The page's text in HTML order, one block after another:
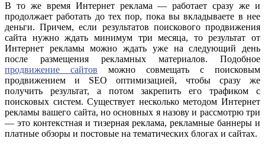
В то же время Интернет реклама — работает сразу же и
продолжает работать до тех пор, пока вы вкладываете в нее
деньги. Причем, если результатов поискового продвижения
сайта нужно ждать минимум три месяца, то результат от
Интернет рекламы можно ждать уже на следующий день
после размещения рекламных материалов. Подобное
продвижение сайтов можно совмещать с поисковым
продвижением и SEO оптимизацией, чтобы сразу же
получить результат, а потом закрепить его трафиком с
поисковых систем. Существует несколько методом Интернет
рекламы вашего сайта, но основных я назову и рассмотрю три
— это контекстная и тизерная реклама, рекламные баннеры и
платные обзоры и постовые на тематических блогах и сайтах.